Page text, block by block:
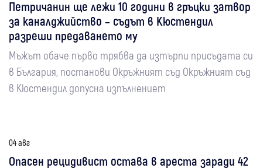
Петричанин ще лежи 10 години в гръцки затвор
за каналджийство – съдът в Кюстендил
разреши предаването му
Мъжът обаче първо трябва да изтърпи присъдата си
в България, постанови Окръжният съд Окръжният съд
в Кюстендил допусна изпълнениет
04 авг
Опасен рецидивист остава в ареста заради 42